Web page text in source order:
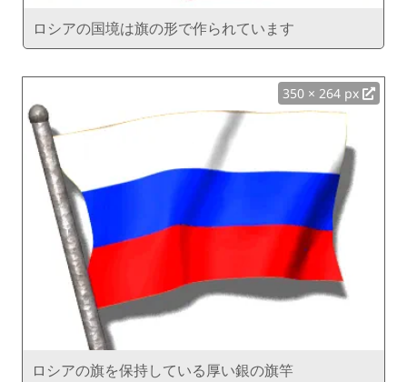
ロシアの国境は旗の形で作られています
350 × 264 px
ロシアの旗を保持している厚い銀の旗竿